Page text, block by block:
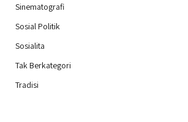
Sinematografi
Sosial Politik
Sosialita
Tak Berkategori
Tradisi